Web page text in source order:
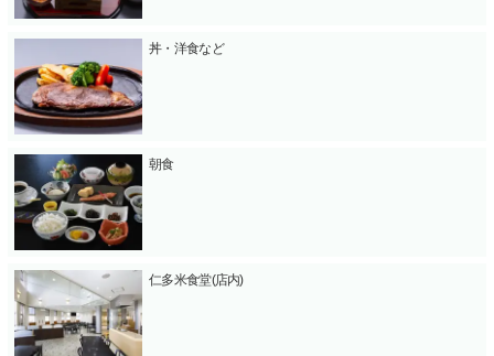
丼・洋食など
朝食
仁多米食堂(店内)